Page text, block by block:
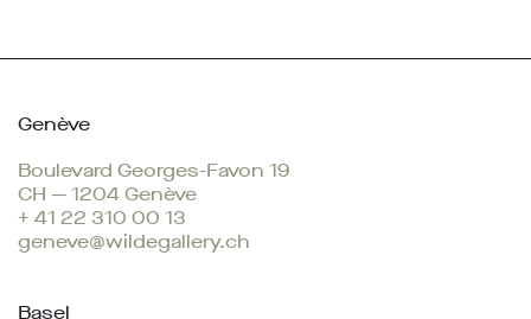
Genève
Boulevard Georges-Favon 19
CH — 1204 Genève
+ 41 22 310 00 13
geneve@wildegallery.ch
Basel